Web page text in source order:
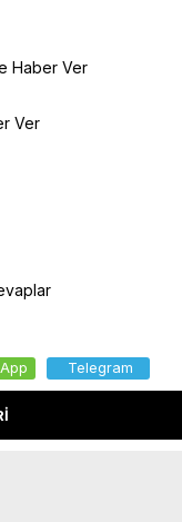
Haber Ver
Ver
Telegram